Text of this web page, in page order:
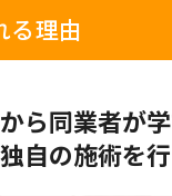
る理由
ら同業者が
自の施術を